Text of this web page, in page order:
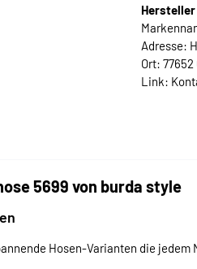
Adresse:
Ort:
Link:
5699 von burda style
Hosen-Varianten die jedem